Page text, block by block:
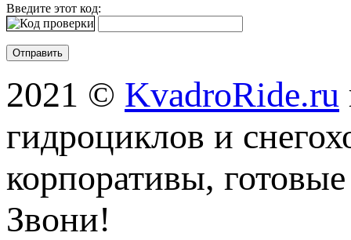
Введите этот код:
2021 © KvadroRide.ru
гидроциклов и
корпоративы,
Звони!